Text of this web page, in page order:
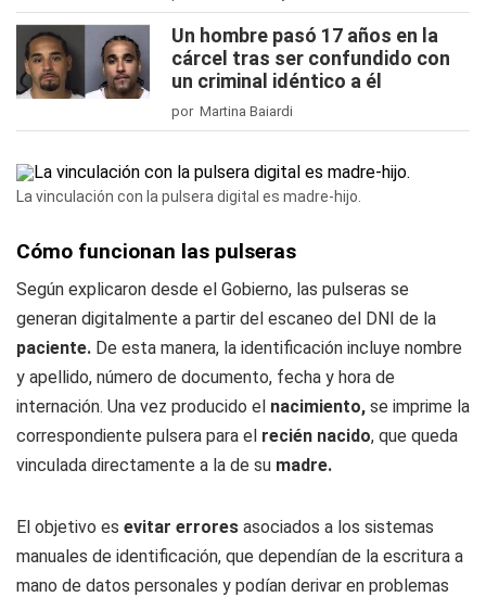
Un hombre pasó 17 años en la
cárcel tras ser confundido con
un criminal idéntico a él
por Martina Baiardi
La vinculación con la pulsera digital es madre-hijo.
Cómo funcionan las pulseras
Según explicaron desde el Gobierno, las pulseras se
generan digitalmente a partir del escaneo del DNI de la
paciente. De esta manera, la identificación incluye nombre
y apellido, número de documento, fecha y hora de
internación. Una vez producido el nacimiento, se imprime la
correspondiente pulsera para el recién nacido, que queda
vinculada directamente a la de su madre.
El objetivo es evitar errores asociados a los sistemas
manuales de identificación, que dependían de la escritura a
mano de datos personales y podían derivar en problemas